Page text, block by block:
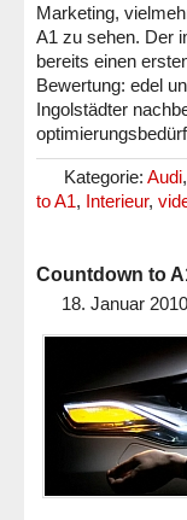
Marketing,
A1 zu sehen. Der
bereits einen
Bewertung: edel
Ingolstädter
Kategorie: Audi,
to A1, Interieur,
Countdown to
18. Januar 2010